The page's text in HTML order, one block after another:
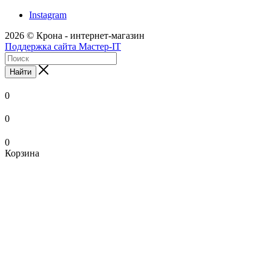
Instagram
2026 © Крона - интернет-магазин
Поддержка сайта Мастер-IT
Найти
0
0
0
Корзина